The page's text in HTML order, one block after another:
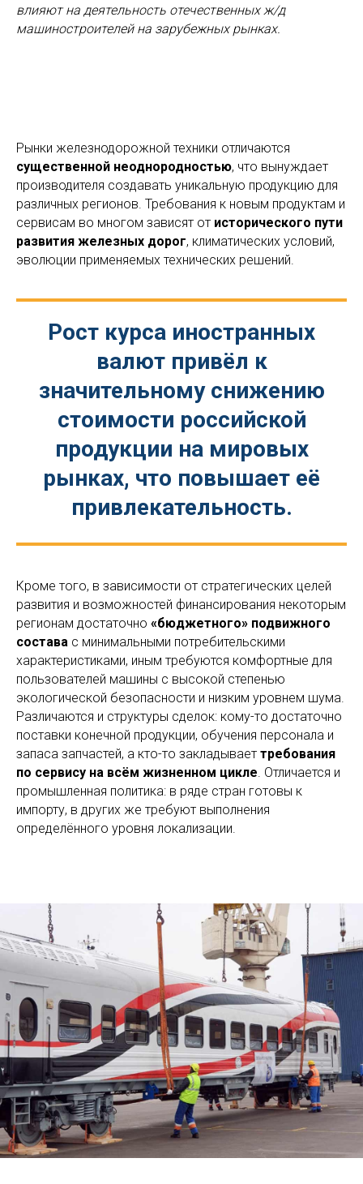
влияют на деятельность отечественных ж/д
машиностроителей на зарубежных рынках.
Рынки железнодорожной техники отличаются
существенной неоднородностью, что вынуждает
производителя создавать уникальную продукцию для
различных регионов. Требования к новым продуктам и
сервисам во многом зависят от исторического пути
развития железных дорог, климатических условий,
эволюции применяемых технических решений.
Рост курса иностранных
валют привёл к
значительному снижению
стоимости российской
продукции на мировых
рынках, что повышает её
привлекательность.
Кроме того, в зависимости от стратегических целей
развития и возможностей финансирования некоторым
регионам достаточно «бюджетного» подвижного
состава с минимальными потребительскими
характеристиками, иным требуются комфортные для
пользователей машины с высокой степенью
экологической безопасности и низким уровнем шума.
Различаются и структуры сделок: кому-то достаточно
поставки конечной продукции, обучения персонала и
запаса запчастей, а кто-то закладывает требования
по сервису на всём жизненном цикле. Отличается и
промышленная политика: в ряде стран готовы к
импорту, в других же требуют выполнения
определённого уровня локализации.